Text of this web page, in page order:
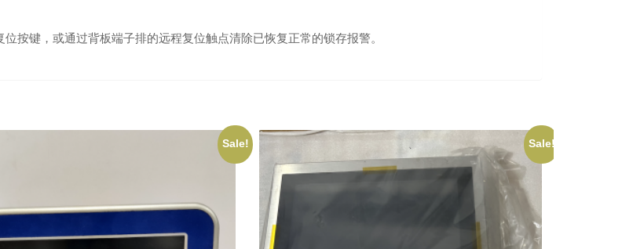
按键，或通过背板端子排的远程复位触点清除已恢复正常的锁存报警。
Sale! Sale!